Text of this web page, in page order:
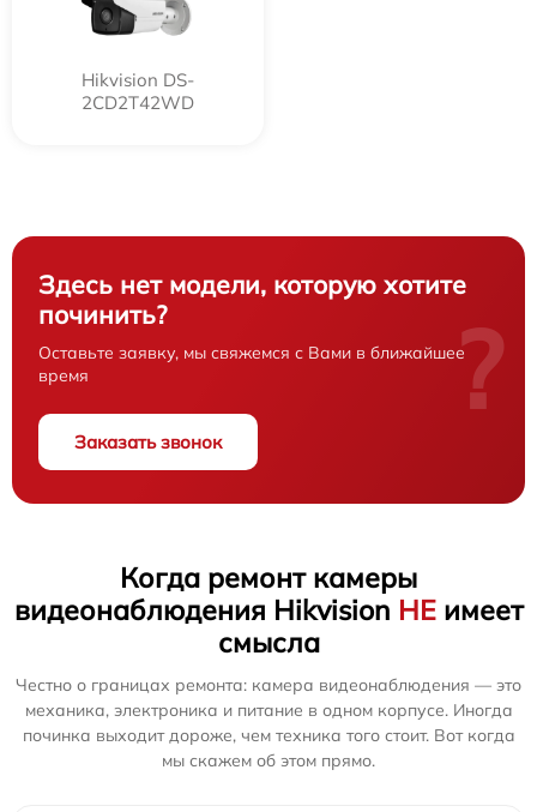
Hikvision DS-
2CD2T42WD
Здесь нет модели, которую хотите
починить?
Оставьте заявку, мы свяжемся с Вами в ближайшее
время
Заказать звонок
?
Когда ремонт камеры
видеонаблюдения Hikvision НЕимеет
смысла
Честно о границах ремонта: камера видеонаблюдения — это
механика, электроника и питание в одном корпусе. Иногда
починка выходит дороже, чем техника того стоит. Вот когда
мы скажем об этом прямо.